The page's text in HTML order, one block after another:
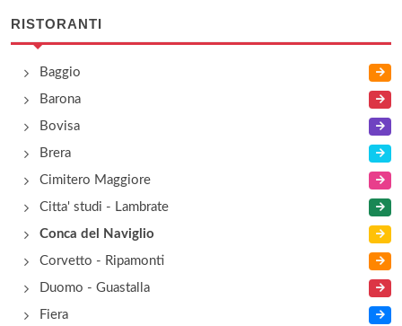
RISTORANTI
Baggio
Barona
Bovisa
Brera
Cimitero Maggiore
Citta' studi - Lambrate
Conca del Naviglio
Corvetto - Ripamonti
Duomo - Guastalla
Fiera